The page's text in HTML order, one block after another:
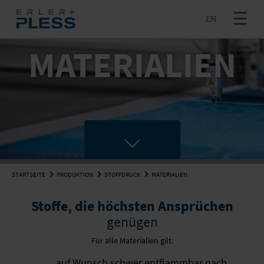
EN
INNOVATION
GROSSFOTOS & GROSSDIAS
WABENKARTONPLATTE
LOGISTIK
FULFILLMENT
SHOP
+ MEHR
UNTERNEHMEN
STELLENANGEBOTE
SUPPORT CENTER
EN
MATERIALIEN
STARTSEITE PRODUKTION STOFFDRUCK MATERIALIEN
Stoffe, die höchsten Ansprüchen
genügen
Für alle Materialien gilt: